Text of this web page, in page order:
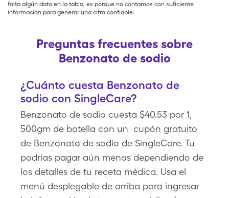
falta algún dato en la tabla, es porque no contamos con suficiente
información para generar una cifra confiable.
Preguntas frecuentes sobre
Benzonato de sodio
¿Cuánto cuesta Benzonato de
sodio con SingleCare?
Benzonato de sodio cuesta $40.53 por 1,
500gm de botella con un cupón gratuito
de Benzonato de sodio de SingleCare. Tu
podrías pagar aún menos dependiendo de
los detalles de tu receta médica. Usa el
menú desplegable de arriba para ingresar